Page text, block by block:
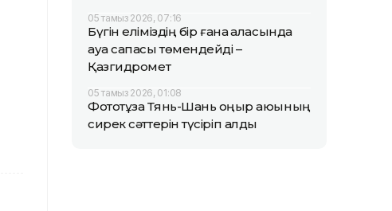
05 тамыз 2026, 07:16
Бүгін еліміздің бір ғана қаласында
ауа сапасы төмендейді –
Қазгидромет
05 тамыз 2026, 01:08
Фототұзақ Тянь-Шань қоңыр аюының
сирек сәттерін түсіріп алды